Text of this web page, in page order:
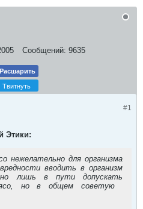
Сообщений: 9635
Расшарить
Твитнуть
#1
Этики:
нежелательно для организма
вводить в организм
лишь в пути допускать
мясо, но в общем советую